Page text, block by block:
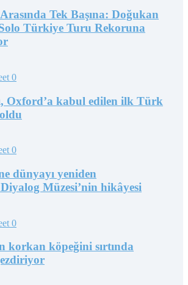
Tek Başına: Doğukan
Türkiye Turu Rekoruna
0
Oxford’a kabul edilen ilk Türk
0
dünyayı yeniden
Müzesi’nin hikâyesi
0
korkan köpeğini sırtında